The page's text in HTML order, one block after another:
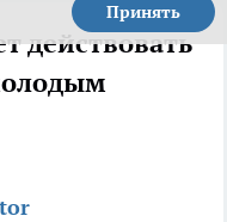
Принять
действовать